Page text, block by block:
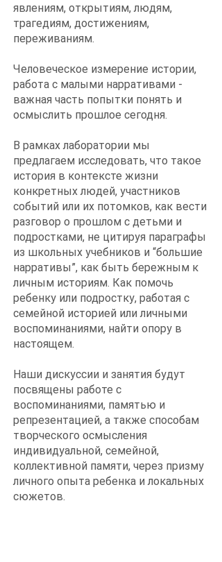
явлениям, открытиям, людям,
трагедиям, достижениям,
переживаниям.
Человеческое измерение истории,
работа с малыми нарративами -
важная часть попытки понять и
осмыслить прошлое сегодня.
В рамках лаборатории мы
предлагаем исследовать, что такое
история в контексте жизни
конкретных людей, участников
событий или их потомков, как вести
разговор о прошлом с детьми и
подростками, не цитируя параграфы
из школьных учебников и “большие
нарративы”, как быть бережным к
личным историям. Как помочь
ребенку или подростку, работая с
семейной историей или личными
воспоминаниями, найти опору в
настоящем.
Наши дискуссии и занятия будут
посвящены работе с
воспоминаниями, памятью и
репрезентацией, а также способам
творческого осмысления
индивидуальной, семейной,
коллективной памяти, через призму
личного опыта ребенка и локальных
сюжетов.